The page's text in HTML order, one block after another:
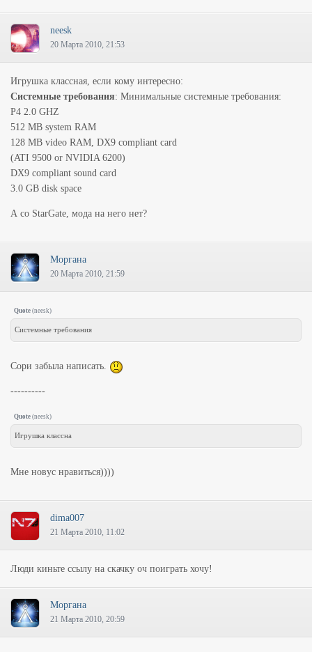
neesk
20 Марта 2010, 21:53
Игрушка классная, если кому интересно:
Системные требования: Минимальные системные требования:
P4 2.0 GHZ
512 MB system RAM
128 MB video RAM, DX9 compliant card
(ATI 9500 or NVIDIA 6200)
DX9 compliant sound card
3.0 GB disk space
А со StarGate, мода на него нет?
Моргана
20 Марта 2010, 21:59
Quote (neesk)
Системные требования
Сори забыла написать.
----------
Quote (neesk)
Игрушка классна
Мне новус нравиться))))
dima007
21 Марта 2010, 11:02
Люди киньте ссылу на скачку оч поиграть хочу!
Моргана
21 Марта 2010, 20:59